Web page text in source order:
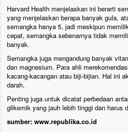
Harvard Health menjelaskan ini berarti
yang menjelaskan berapa banyak gula,
semangka hanya 5, jadi meskipun
cepat, semangka sebenarnya tidak
banyak.
Semangka juga mengandung banyak
dan magnesium. Para ahli
kacang-kacangan atau biji-bijian. Hal ini
darah.
Penting juga untuk dicatat perbedaan
glikemik yang jauh lebih tinggi dan harus
sumber: www.republika.co.id